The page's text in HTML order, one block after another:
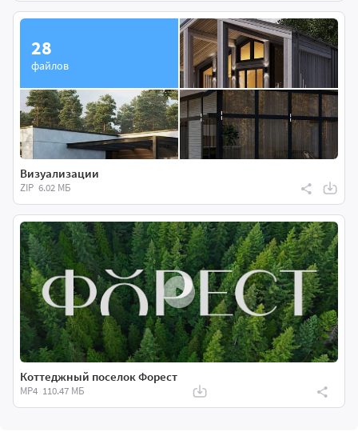
28
файлов
Визуализации
ZIP 6.02 МБ
Коттеджный поселок Форест
MP4 110.47 МБ